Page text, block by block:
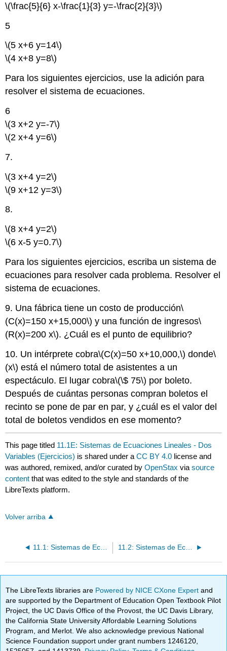
\(\frac{5}{6} x-\frac{1}{3} y=-\frac{2}{3}\)
5
\(5 x+6 y=14\)
\(4 x+8 y=8\)
Para los siguientes ejercicios, use la adición para
resolver el sistema de ecuaciones.
6
\(3 x+2 y=-7\)
\(2 x+4 y=6\)
7.
\(3 x+4 y=2\)
\(9 x+12 y=3\)
8.
\(8 x+4 y=2\)
\(6 x-5 y=0.7\)
Para los siguientes ejercicios, escriba un sistema de
ecuaciones para resolver cada problema. Resolver el
sistema de ecuaciones.
9. Una fábrica tiene un costo de producción\
(C(x)=150 x+15,000\) y una función de ingresos\
(R(x)=200 x\). ¿Cuál es el punto de equilibrio?
10. Un intérprete cobra\(C(x)=50 x+10,000,\) donde\
(x\) está el número total de asistentes a un
espectáculo. El lugar cobra\(\$ 75\) por boleto.
Después de cuántas personas compran boletos el
recinto se pone de par en par, y ¿cuál es el valor del
total de boletos vendidos en ese momento?
This page titled 11.1E: Sistemas de Ecuaciones Lineales - Dos
Variables (Ejercicios) is shared under aCC BY 4.0 license and
was authored, remixed, and/or curated byOpenStax viasource
content that was edited to the style and standards of the
LibreTexts platform.
Volver arriba
11.1: Sistemas de Ecuaciones Lineales - Dos Variables 11.2: Sistemas de Ecuaciones Lineales con Tres Variables
The LibreTexts libraries are Powered by NICE CXone Expertand
are supported by the Department of Education Open Textbook Pilot
Project, the UC Davis Office of the Provost, the UC Davis Library,
the California State University Affordable Learning Solutions
Program, and Merlot. We also acknowledge previous National
Science Foundation support under grant numbers 1246120,